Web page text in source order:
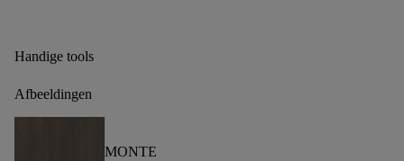
Handige tools
Afbeeldingen
MONTE